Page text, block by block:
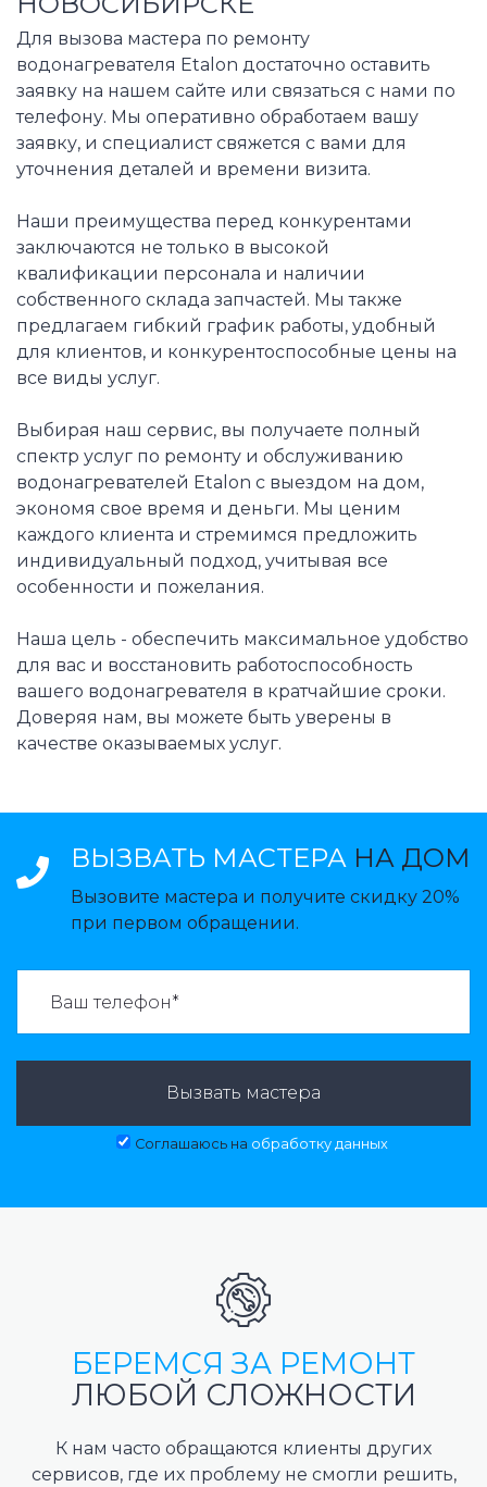
Для вызова мастера по ремонту
водонагревателя Etalon достаточно оставить
заявку на нашем сайте или связаться с нами по
телефону. Мы оперативно обработаем вашу
заявку, и специалист свяжется с вами для
уточнения деталей и времени визита.
Наши преимущества перед конкурентами
заключаются не только в высокой
квалификации персонала и наличии
собственного склада запчастей. Мы также
предлагаем гибкий график работы, удобный
для клиентов, и конкурентоспособные цены на
все виды услуг.
Выбирая наш сервис, вы получаете полный
спектр услуг по ремонту и обслуживанию
водонагревателей Etalon с выездом на дом,
экономя свое время и деньги. Мы ценим
каждого клиента и стремимся предложить
индивидуальный подход, учитывая все
особенности и пожелания.
Наша цель - обеспечить максимальное удобство
для вас и восстановить работоспособность
вашего водонагревателя в кратчайшие сроки.
Доверяя нам, вы можете быть уверены в
качестве оказываемых услуг.
ВЫЗВАТЬ МАСТЕРА НА ДОМ
Вызовите мастера и получите скидку 20%
при первом обращении.
Вызвать мастера
Соглашаюсь на обработку данных
БЕРЕМСЯ ЗА РЕМОНТ
ЛЮБОЙ СЛОЖНОСТИ
К нам часто обращаются клиенты других
сервисов, где их проблему не смогли решить,